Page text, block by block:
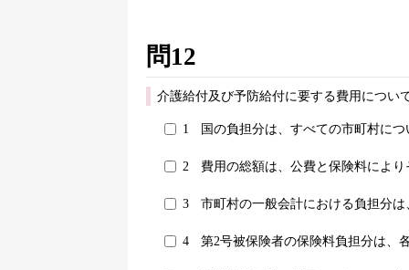
問12
介護給付及び予防給付に要する費用につい
1 国の負担分は、すべての市町村に
2 費用の総額は、公費と保険料によ
3 市町村の一般会計における負担分
4 第2号被保険者の保険料負担分は、